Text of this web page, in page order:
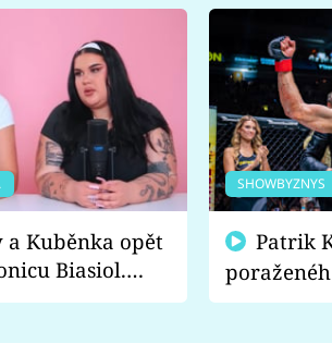
a Kuběnka opět
Biasiol.
nich falešná a
SHOWBYZNYS
fanoušci